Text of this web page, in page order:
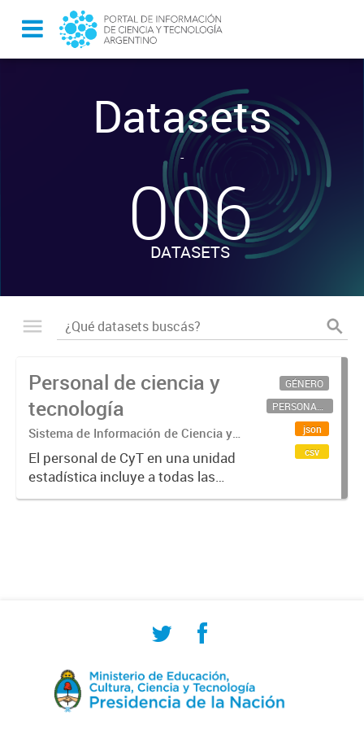
Datasets
-
006
DATASETS
Personal de ciencia y
tecnología
Sistema de Información de Ciencia y
Tecnología Argentino (SICYTAR)
El personal de CyT en una unidad
estadística incluye a todas las
personas involucradas
GÉNERO
PERSONAL CIENTÍFICO-TECNOLÓGICO
json
csv